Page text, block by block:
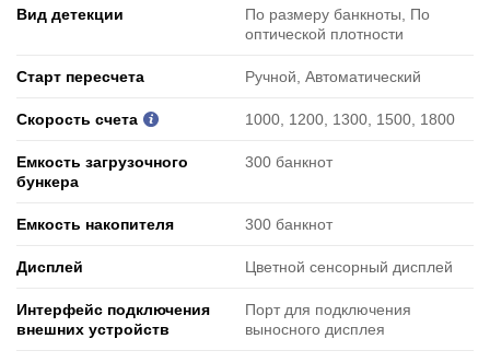
Вид детекции
По размеру банкноты, По
оптической плотности
Старт пересчета Ручной, Автоматический
Скорость счета 1000, 1200, 1300, 1500, 1800
Емкость загрузочного
бункера
300 банкнот
Емкость накопителя 300 банкнот
Дисплей Цветной сенсорный дисплей
Интерфейс подключения
внешних устройств
Порт для подключения
выносного дисплея